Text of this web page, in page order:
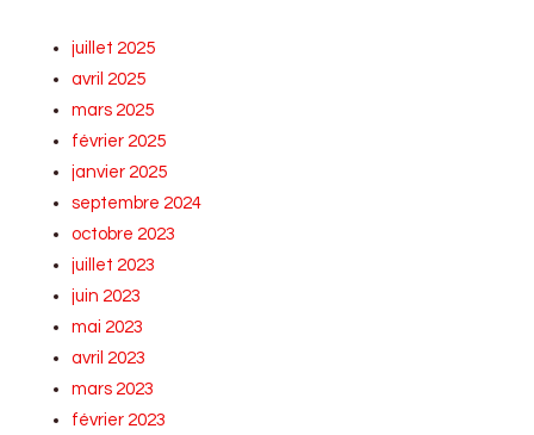
juillet 2025
avril 2025
mars 2025
février 2025
janvier 2025
septembre 2024
octobre 2023
juillet 2023
juin 2023
mai 2023
avril 2023
mars 2023
février 2023